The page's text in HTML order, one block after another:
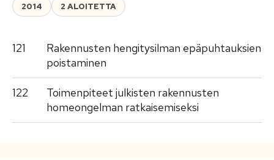
2014 2 ALOITETTA
121
Rakennusten hengitysilman epäpuhtauksien
poistaminen
122
Toimenpiteet julkisten rakennusten
homeongelman ratkaisemiseksi